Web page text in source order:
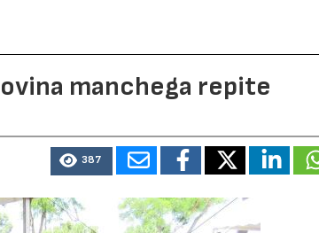
manchega repite
387